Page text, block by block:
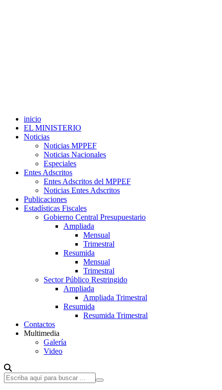
inicio
EL MINISTERIO
Noticias
Noticias MPPEF
Noticias Nacionales
Especiales
Entes Adscritos
Entes Adscritos del MPPEF
Noticias Entes Adscritos
Publicaciones
Estadísticas Fiscales
Gobierno Central Presupuestario
Ampliada
Mensual
Trimestral
Resumida
Mensual
Trimestral
Sector Público Restringido
Ampliada
Ampliada Trimestral
Resumida
Resumida Trimestral
Contactos
Multimedia
Galería
Video